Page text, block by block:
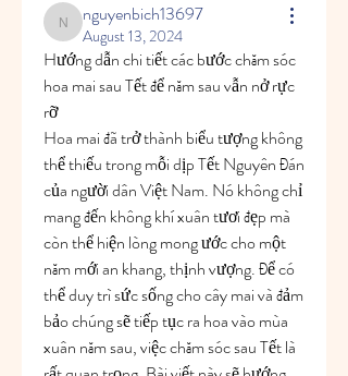
nguyenbich13697
nguyenbich13697
August 13, 2024
Hướng dẫn chi tiết các bước chăm sóc
hoa mai sau Tết để năm sau vẫn nở rực
rỡ
Hoa mai đã trở thành biểu tượng không
thể thiếu trong mỗi dịp Tết Nguyên Đán
của người dân Việt Nam. Nó không chỉ
mang đến không khí xuân tươi đẹp mà
còn thể hiện lòng mong ước cho một
năm mới an khang, thịnh vượng. Để có
thể duy trì sức sống cho cây mai và đảm
bảo chúng sẽ tiếp tục ra hoa vào mùa
xuân năm sau, việc chăm sóc sau Tết là